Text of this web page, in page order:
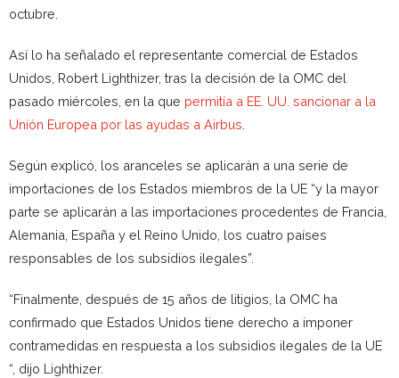
octubre.
Así lo ha señalado el representante comercial de Estados
Unidos, Robert Lighthizer, tras la decisión de la OMC del
pasado miércoles, en la que permitía a EE. UU. sancionar a la
Unión Europea por las ayudas a Airbus
Según explicó, los aranceles se aplicarán a una serie de
importaciones de los Estados miembros de la UE “y la mayor
parte se aplicarán a las importaciones procedentes de Francia,
Alemania, España y el Reino Unido, los cuatro países
responsables de los subsidios ilegales”.
“Finalmente, después de 15 años de litigios, la OMC ha
confirmado que Estados Unidos tiene derecho a imponer
contramedidas en respuesta a los subsidios ilegales de la UE
“, dijo Lighthizer.